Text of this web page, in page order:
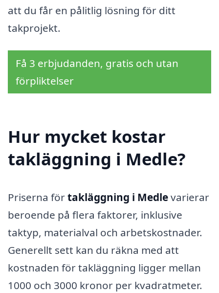
att du får en pålitlig lösning för ditt
takprojekt.
Få 3 erbjudanden, gratis och utan
förpliktelser
Hur mycket kostar
takläggning i Medle?
Priserna förtakläggning i Medlevarierar
beroende på flera faktorer, inklusive
taktyp, materialval och arbetskostnader.
Generellt sett kan du räkna med att
kostnaden för takläggning ligger mellan
1000 och 3000 kronor per kvadratmeter.